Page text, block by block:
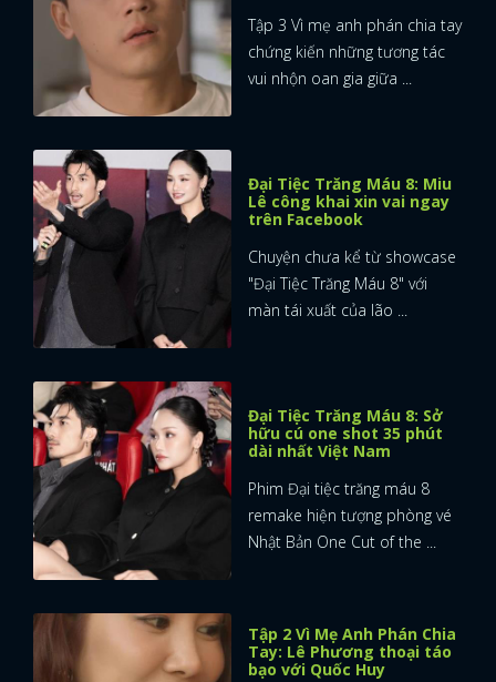
Tập 3 Vì mẹ anh phán chia tay
chứng kiến những tương tác
vui nhộn oan gia giữa ...
Đại Tiệc Trăng Máu 8: Miu
Lê công khai xin vai ngay
trên Facebook
Chuyện chưa kể từ showcase
"Đại Tiệc Trăng Máu 8" với
màn tái xuất của lão ...
Đại Tiệc Trăng Máu 8: Sở
hữu cú one shot 35 phút
dài nhất Việt Nam
Phim Đại tiệc trăng máu 8
remake hiện tượng phòng vé
Nhật Bản One Cut of the ...
Tập 2 Vì Mẹ Anh Phán Chia
Tay: Lê Phương thoại táo
bạo với Quốc Huy